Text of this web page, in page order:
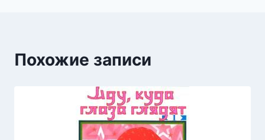
Похожие записи